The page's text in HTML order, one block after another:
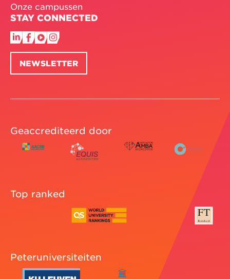
Onze campussen
STAY CONNECTED
NEWSLETTER
Geaccrediteerd door
Top ranked
Peteruniversiteiten